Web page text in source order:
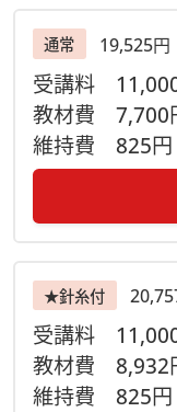
容確認の為に着払い
【主催】
ヴォーグ学園オンライ
ご予約・お問合せはお
ＴＥＬ ０３－６３６
営業時間 9：30－17：
通常 19,525円
受講料
教材費 7,700
維持費 825円
★針糸付
受講料
教材費 8,932
維持費 825円